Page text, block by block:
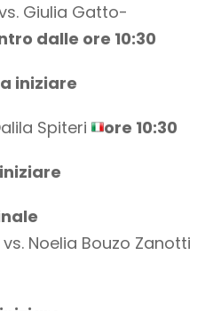
Giulia Gatto-
dalle ore 10:30
iniziare
Spiteri
ore 10:30
Noelia Bouzo Zanotti